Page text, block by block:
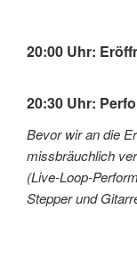
20:00 Uhr:
20:30 Uhr:
Bevor wir an die
missbräuchlich
(Live-Loop-
Stepper und